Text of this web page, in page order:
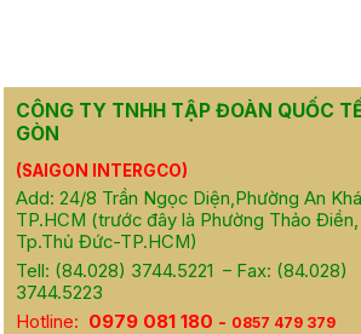
CÔNG TY TNHH TẬP ĐOÀN QUỐC
GÒN
(SAIGON INTERGCO)
Add: 24/8 Trần Ngọc Diện,Phường An
TP.HCM (trước đây là Phường Thảo Điền,
Tp.Thủ Đức-TP.HCM)
Tell: (84.028) 3744.5221 – Fax: (84.028)
3744.5223
Hotline: 0979 081 180 - 0857 479 379